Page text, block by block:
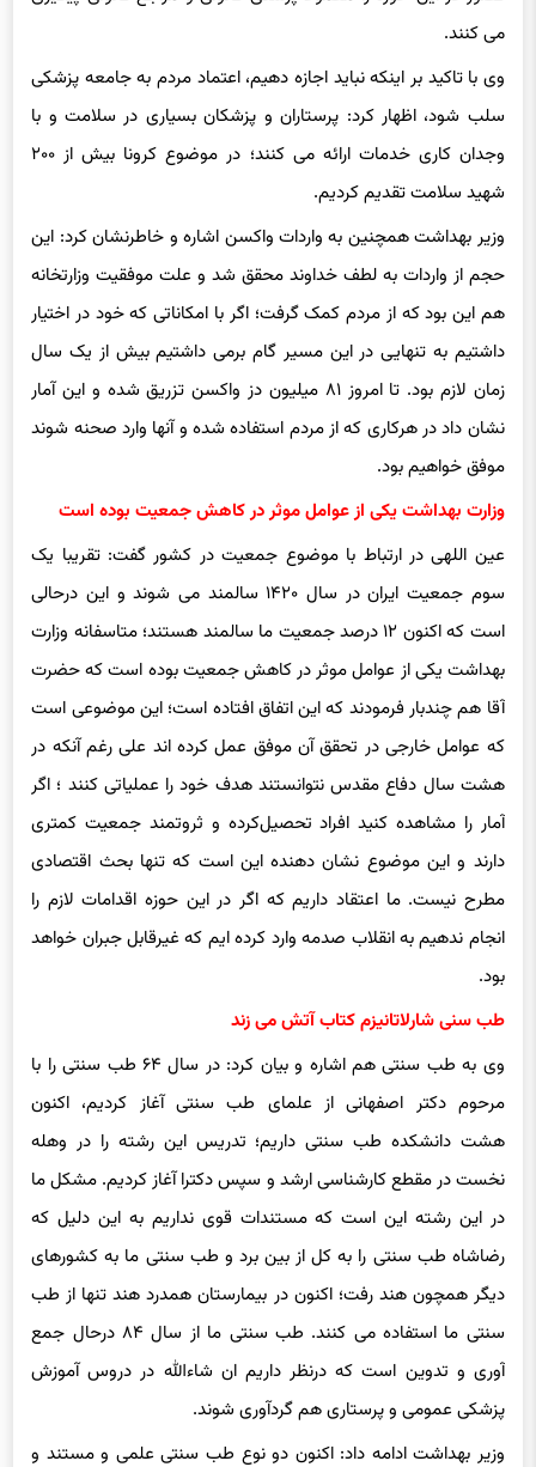
می کنند.
وی با تاکید بر اینکه نباید اجازه دهیم، اعتماد مردم به جامعه پزشکی
سلب شود، اظهار کرد: پرستاران و پزشکان بسیاری در سلامت و با
وجدان کاری خدمات ارائه می کنند؛ در موضوع کرونا بیش از ۲۰۰
شهید سلامت تقدیم کردیم.
وزیر بهداشت همچنین به واردات واکسن اشاره و خاطرنشان کرد: این
حجم از واردات به لطف خداوند محقق شد و علت موفقیت وزارتخانه
هم این بود که از مردم کمک گرفت؛ اگر با امکاناتی که خود در اختیار
داشتیم به تنهایی در این مسیر گام برمی داشتیم بیش از یک سال
زمان لازم بود. تا امروز ۸۱ میلیون دز واکسن تزریق شده و این آمار
نشان داد در هرکاری که از مردم استفاده شده و آنها وارد صحنه شوند
موفق خواهیم بود.
وزارت بهداشت یکی از عوامل موثر در کاهش جمعیت بوده است
عین اللهی در ارتباط با موضوع جمعیت در کشور گفت: تقریبا یک
سوم جمعیت ایران در سال ۱۴۲۰ سالمند می شوند و این درحالی
است که اکنون ۱۲ درصد جمعیت ما سالمند هستند؛ متاسفانه وزارت
بهداشت یکی از عوامل موثر در کاهش جمعیت بوده است که حضرت
آقا هم چندبار فرمودند که این اتفاق افتاده است؛ این موضوعی است
که عوامل خارجی در تحقق آن موفق عمل کرده اند علی رغم آنکه در
هشت سال دفاع مقدس نتوانستند هدف خود را عملیاتی کنند ؛ اگر
آمار را مشاهده کنید افراد تحصیل‌کرده و ثروتمند جمعیت کمتری
دارند و این موضوع نشان دهنده این است که تنها بحث اقتصادی
مطرح نیست. ما اعتقاد داریم که اگر در این حوزه اقدامات لازم را
انجام ندهیم به انقلاب صدمه وارد کرده ایم که غیرقابل جبران خواهد
بود.
طب سنی شارلاتانیزم کتاب آتش می زند
وی به طب سنتی هم اشاره و بیان کرد: در سال ۶۴ طب سنتی را با
مرحوم دکتر اصفهانی از علمای طب سنتی آغاز کردیم، اکنون
هشت دانشکده طب سنتی داریم؛ تدریس این رشته را در وهله
نخست در مقطع کارشناسی ارشد و سپس دکترا آغاز کردیم. مشکل ما
در این رشته این است که مستندات قوی نداریم به این دلیل که
رضاشاه طب سنتی را به کل از بین برد و طب سنتی ما به کشورهای
دیگر همچون هند رفت؛ اکنون در بیمارستان همدرد هند تنها از طب
سنتی ما استفاده می کنند. طب سنتی ما از سال ۸۴ درحال جمع
آوری و تدوین است که درنظر داریم ان شاءالله در دروس آموزش
پزشکی عمومی و پرستاری هم گردآوری شوند.
وزیر بهداشت ادامه داد: اکنون دو نوع طب سنتی علمی و مستند و